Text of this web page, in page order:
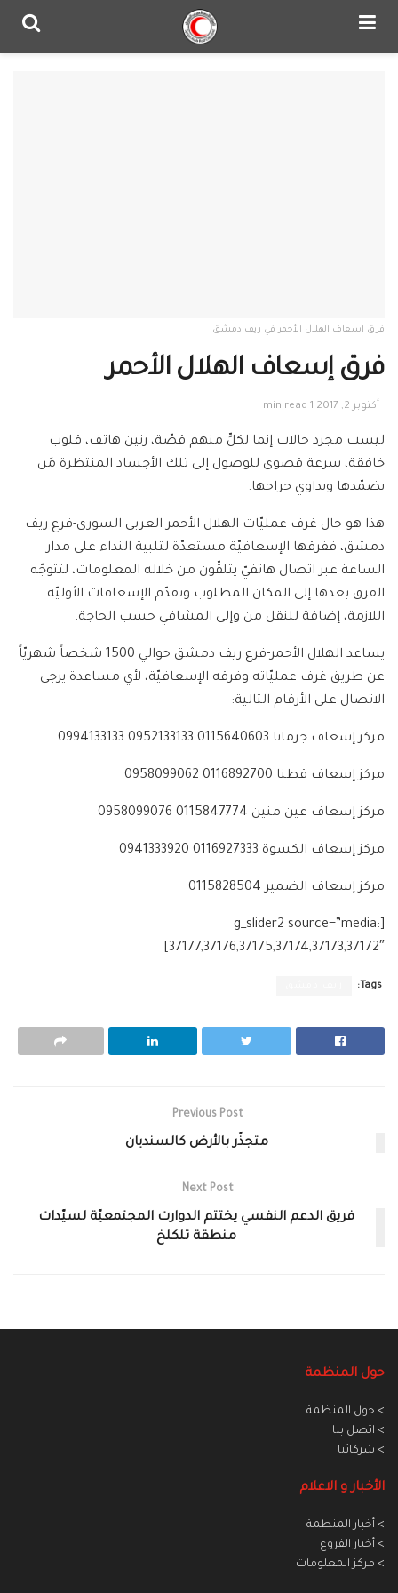
فرق اسعاف الهلال الأحمر في ريف دمشق
فرق إسعاف الهلال الأحمر‎
أكتوبر 2, 2017 1 min read
ليست مجرد حالات إنما لكلٍّ منهم قصّة، رنين هاتف، قلوب
خافقة، سرعة قصوى للوصول إلى تلك الأجساد المنتظرة مَن
يضمّدها ويداوي جراحها.
هذا هو حال غرف عمليّات الهلال الأحمر العربي السوري-فرع ريف
دمشق، ففرقها الإسعافيّة مستعدّة لتلبية النداء على مدار
الساعة عبر اتصال هاتفيّ يتلقّون من خلاله المعلومات، لتتوجّه
الفرق بعدها إلى المكان المطلوب وتقدّم الإسعافات الأوليّة
اللازمة، إضافة للنقل من وإلى المشافي حسب الحاجة.
يساعد الهلال الأحمر-فرع ريف دمشق حوالي 1500 شخصاً شهريّاً
عن طريق غرف عمليّاته وفرقه الإسعافيّة، لأي مساعدة يرجى
الاتصال على الأرقام التالية:
مركز إسعاف جرمانا 0115640603 0952133133 0994133133
مركز إسعاف قطنا 0116892700 0958099062
مركز إسعاف عين منين 0115847774 0958099076
مركز إسعاف الكسوة 0116927333 0941333920
مركز إسعاف الضمير 0115828504
[g_slider2 source=”media:
37177,37176,37175,37174,37173,37172″]
Tags:
Previous Post
متجذّر بالأرض كالسنديان‎
Next Post
فريق الدعم النفسي يختتم الدوارت المجتمعيّة لسيّدات
منطقة تلكلخ
حول المنظمة
> حول المنظمة
> اتصل بنا
> شركائنا
الأخبار و الاعلام
> أخبار المنطمة
> أخبار الفروع
> مركز المعلومات